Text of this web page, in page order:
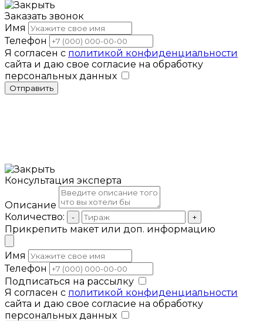
Заказать звонок
Имя
Телефон
Я согласен с политикой конфиденциальности
сайта и даю свое согласие на обработку
персональных данных
Отправить
Консультация эксперта
Описание
Количество:
- +
Прикрепить макет или доп. информацию
Имя
Телефон
Подписаться на рассылку
Я согласен с политикой конфиденциальности
сайта и даю свое согласие на обработку
персональных данных